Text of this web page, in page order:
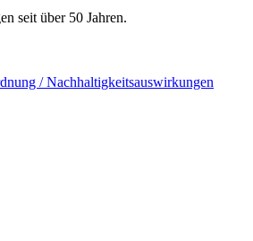
seit über 50 Jahren.
/ Nachhaltigkeitsauswirkungen